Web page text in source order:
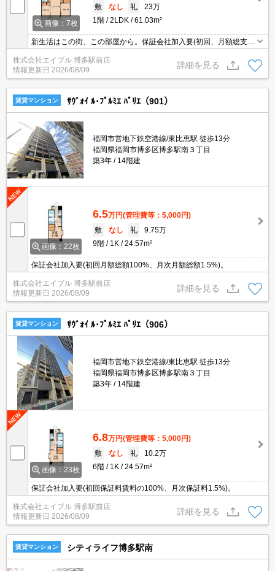
画像：7枚
敷 なし 礼
23万
1階
2LDK 61.03m²
新生活はこの街、この部屋から。保証会社加入要(初回、月額総支払
株式会社エイブル 博多駅前店
情報更新日 2026/08/09
詳細を見る
賃貸マンション ｻｳﾞｫｲ ﾙ･ﾌﾟﾙﾐｴ ﾊﾟﾘｴ（901）
福岡市営地下鉄空港線/東比恵駅 徒歩13分
福岡県福岡市博多区博多駅南３丁目
築3年
14階建
画像：22枚
6.5万円(管理費等：5,000円)
敷
なし 礼
9.75万
9階
1K 24.57m²
保証会社加入要(初回月額総額100%、月次月額総額1.5%)。
株式会社エイブル 博多駅前店
情報更新日 2026/08/09
詳細を見る
賃貸マンション ｻｳﾞｫｲ ﾙ･ﾌﾟﾙﾐｴ ﾊﾟﾘｴ（906）
福岡市営地下鉄空港線/東比恵駅 徒歩13分
福岡県福岡市博多区博多駅南３丁目
築3年
14階建
画像：23枚
6.8万円(管理費等：5,000円)
敷
なし 礼
10.2万
6階
1K 24.57m²
保証会社加入要(初回保証料賃料の100%、月次保証料1.5%)。
株式会社エイブル 博多駅前店
情報更新日 2026/08/09
詳細を見る
賃貸マンション シティライフ博多駅南